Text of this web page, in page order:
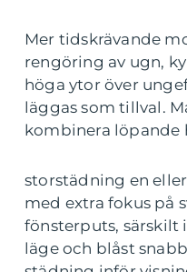
Mer tidskrävande
rengöring av ugn,
höga ytor över
läggas som tillval.
kombinera löpande
storstädning en
med extra fokus på
fönsterputs, särskilt
läge och blåst